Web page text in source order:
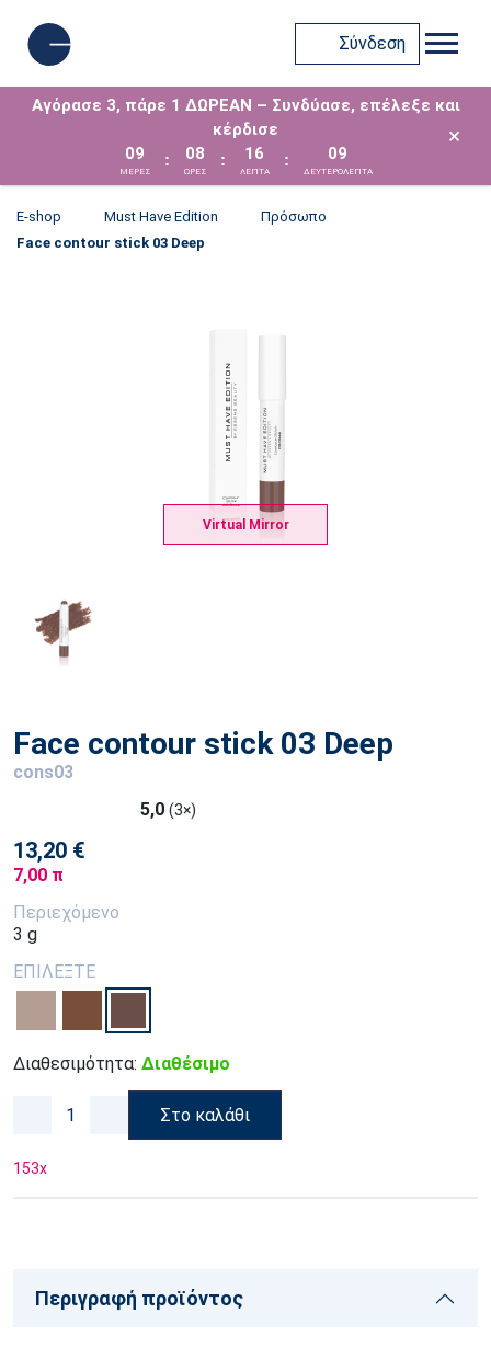
Σύνδεση
Αγόρασε 3, πάρε 1 ΔΩΡΕΑΝ – Συνδύασε, επέλεξε και
κέρδισε
09
ΜΈΡΕΣ
: 08
ΩΡΕΣ
: 16
ΛΕΠΤΑ
: 09
ΔΕΥΤΕΡΟΛΕΠΤΑ
×
E-shop Must Have Edition
Πρόσωπο
Face contour stick 03 Deep
Virtual Mirror
Face contour stick 03 Deep
cons03
5,0 (3×)
13,20 €
7,00 π
Περιεχόμενο
3 g
ΕΠΙΛΕΞΤΕ
Διαθεσιμότητα: Διαθέσιμο
Στο καλάθι
153x
Περιγραφή προϊόντος